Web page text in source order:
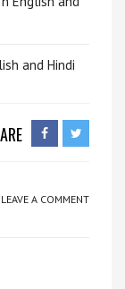
and Hindi
LEAVE A COMMENT